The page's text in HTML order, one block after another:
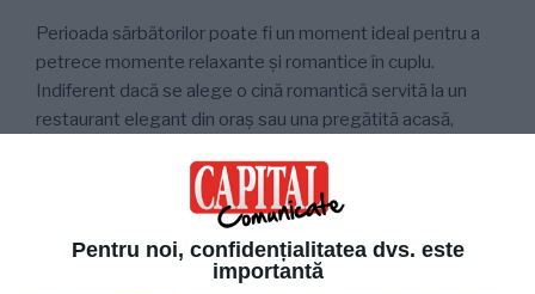
Pentru noi, confidențialitatea dvs. este
importantă
Perioada sărbătorilor poate fi un moment ideal pentru a
petrece momente relaxante și romantice în cuplu.
Indiferent dacă se alege o cină romantică servită la un
restaurant elegant din oraș sau una pregătită acasă,
gest, bucurându-se de clipe speciale împreună.
Pulovere asortate